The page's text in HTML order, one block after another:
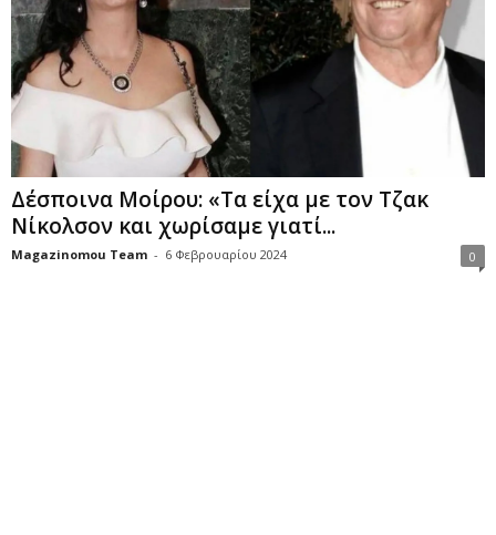
Δέσποινα Μοίρου: «Τα είχα με τον Τζακ
Νίκολσον και χωρίσαμε γιατί...
Magazinomou Team - 6 Φεβρουαρίου 2024 0